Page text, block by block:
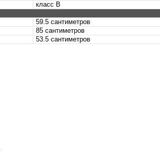
класс B
59.5 сантиметров
85 сантиметров
53.5 сантиметров